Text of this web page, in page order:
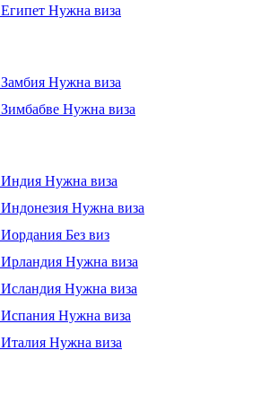
Египет Нужна виза
Замбия Нужна виза
Зимбабве Нужна виза
Индия Нужна виза
Индонезия Нужна виза
Иордания Без виз
Ирландия Нужна виза
Исландия Нужна виза
Испания Нужна виза
Италия Нужна виза